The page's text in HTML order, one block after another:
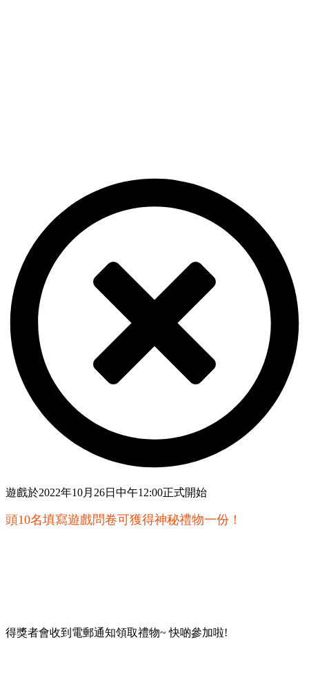
遊戲於2022年10月26日中午12:00正式開始
頭10名填寫遊戲問卷可獲得神秘禮物一份！
得獎者會收到電郵通知領取禮物~ 快啲參加啦!